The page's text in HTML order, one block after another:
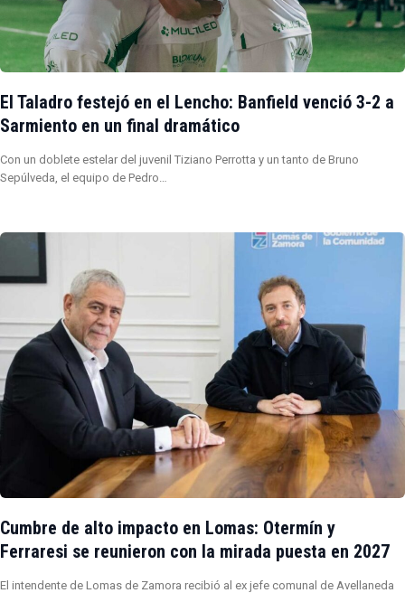
El Taladro festejó en el Lencho: Banfield venció 3-2 a
Sarmiento en un final dramático
Con un doblete estelar del juvenil Tiziano Perrotta y un tanto de Bruno
Sepúlveda, el equipo de Pedro…
Cumbre de alto impacto en Lomas: Otermín y
Ferraresi se reunieron con la mirada puesta en 2027
El intendente de Lomas de Zamora recibió al ex jefe comunal de Avellaneda